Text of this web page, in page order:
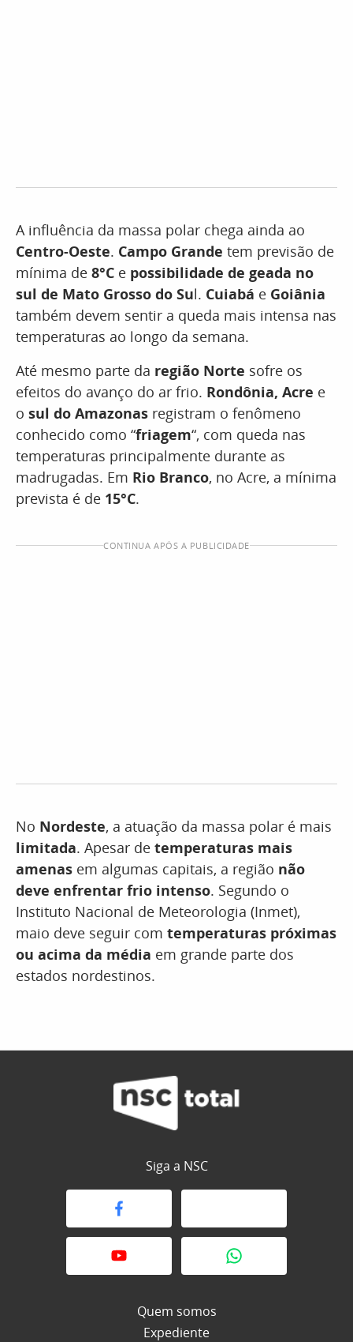
A influência da massa polar chega ainda ao
Centro-Oeste. Campo Grande tem previsão de
mínima de 8°C e possibilidade de geada no
sul de Mato Grosso do Sul. Cuiabá e Goiânia
também devem sentir a queda mais intensa nas
temperaturas ao longo da semana.
Até mesmo parte da região Norte sofre os
efeitos do avanço do ar frio. Rondônia, Acre e
o sul do Amazonas registram o fenômeno
conhecido como “friagem“, com queda nas
temperaturas principalmente durante as
madrugadas. Em Rio Branco, no Acre, a mínima
prevista é de 15°C.
CONTINUA APÓS A PUBLICIDADE
No Nordeste, a atuação da massa polar é mais
limitada. Apesar de temperaturas mais
amenas em algumas capitais, a região não
deve enfrentar frio intenso. Segundo o
Instituto Nacional de Meteorologia (Inmet),
maio deve seguir com temperaturas próximas
ou acima da média em grande parte dos
estados nordestinos.
Siga a NSC
Quem somos
Expediente